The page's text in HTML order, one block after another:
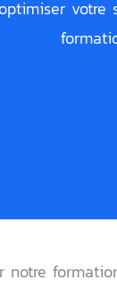
optimiser votre
notre